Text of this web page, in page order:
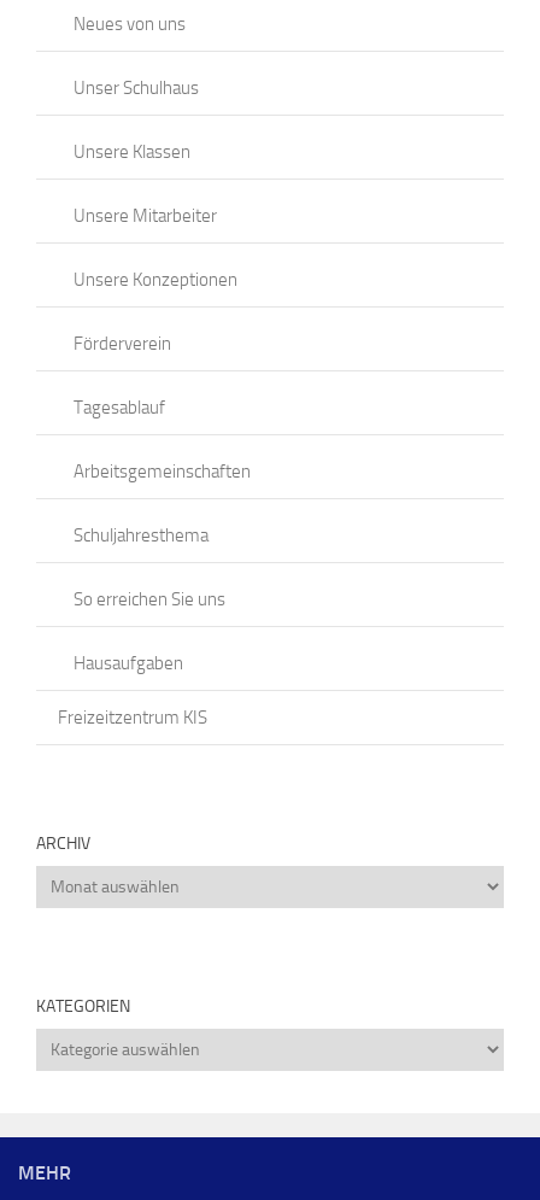
Neues von uns
Unser Schulhaus
Unsere Klassen
Unsere Mitarbeiter
Unsere Konzeptionen
Förderverein
Tagesablauf
Arbeitsgemeinschaften
Schuljahresthema
So erreichen Sie uns
Hausaufgaben
Freizeitzentrum KIS
ARCHIV
Archiv
KATEGORIEN
Kategorien
MEHR